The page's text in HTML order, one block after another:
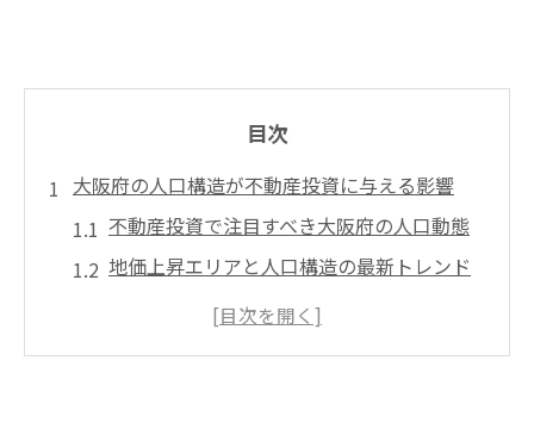
目次
大阪府の人口構造が不動産投資に与える影響
不動産投資で注目すべき大阪府の人口動態
地価上昇エリアと人口構造の最新トレンド
賃貸需要に影響する世帯数の変化と不動産